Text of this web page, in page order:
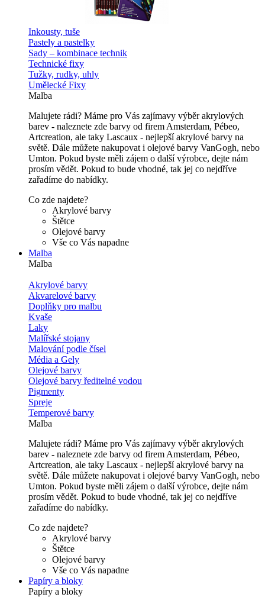
Inkousty, tuše
Pastely a pastelky
Sady – kombinace technik
Technické fixy
Tužky, rudky, uhly
Umělecké Fixy
Malba
Malujete rádi? Máme pro Vás zajímavy výběr akrylových
barev - naleznete zde barvy od firem Amsterdam, Pébeo,
Artcreation, ale taky Lascaux - nejlepší akrylové barvy na
světě. Dále můžete nakupovat i olejové barvy VanGogh, nebo
Umton. Pokud byste měli zájem o další výrobce, dejte nám
prosím vědět. Pokud to bude vhodné, tak jej co nejdříve
zařadíme do nabídky.
Co zde najdete?
Akrylové barvy
Štětce
Olejové barvy
Vše co Vás napadne
Malba
Malba
Akrylové barvy
Akvarelové barvy
Doplňky pro malbu
Kvaše
Laky
Malířské stojany
Malování podle čísel
Média a Gely
Olejové barvy
Olejové barvy ředitelné vodou
Pigmenty
Spreje
Temperové barvy
Malba
Malujete rádi? Máme pro Vás zajímavy výběr akrylových
barev - naleznete zde barvy od firem Amsterdam, Pébeo,
Artcreation, ale taky Lascaux - nejlepší akrylové barvy na
světě. Dále můžete nakupovat i olejové barvy VanGogh, nebo
Umton. Pokud byste měli zájem o další výrobce, dejte nám
prosím vědět. Pokud to bude vhodné, tak jej co nejdříve
zařadíme do nabídky.
Co zde najdete?
Akrylové barvy
Štětce
Olejové barvy
Vše co Vás napadne
Papíry a bloky
Papíry a bloky